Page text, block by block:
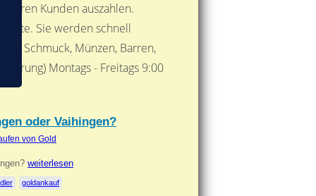
Kunden auszahlen.
Sie werden schnell
Schmuck, Münzen, Barren,
Montags - Freitags 9:00
oder Vaihingen?
von Gold
weiterlesen
goldankauf